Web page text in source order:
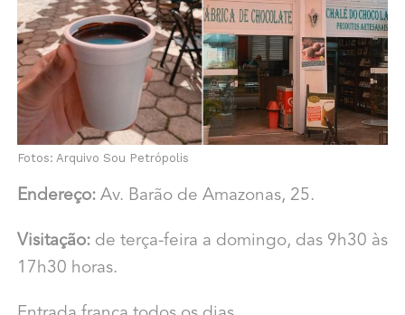
Fotos: Arquivo Sou Petrópolis
Endereço:Av. Barão de Amazonas, 25.
Visitação:de terça-feira a domingo, das 9h30 às
17h30 horas.